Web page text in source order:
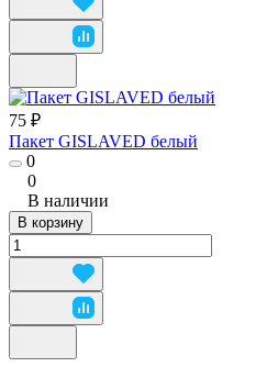
75 ₽
Пакет GISLAVED белый
0
0
В наличии
В корзину